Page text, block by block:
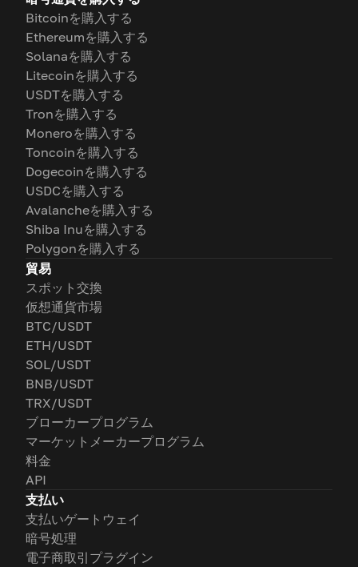
Bitcoinを購入する
Ethereumを購入する
Solanaを購入する
Litecoinを購入する
USDTを購入する
Tronを購入する
Moneroを購入する
Toncoinを購入する
Dogecoinを購入する
USDCを購入する
Avalancheを購入する
Shiba Inuを購入する
Polygonを購入する
貿易
スポット交換
仮想通貨市場
BTC/USDT
ETH/USDT
SOL/USDT
BNB/USDT
TRX/USDT
ブローカープログラム
マーケットメーカープログラム
料金
API
支払い
支払いゲートウェイ
暗号処理
電子商取引プラグイン